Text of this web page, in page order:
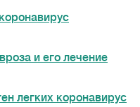
и его лечение
легких коронавирус